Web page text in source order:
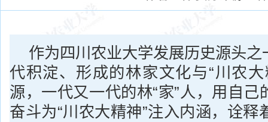
作为四川农业大学发展历史源头
代积淀、形成的林家文化与“川农
源，一代又一代的林“家”人，用自己
奋斗为“川农大精神”注入内涵，诠释